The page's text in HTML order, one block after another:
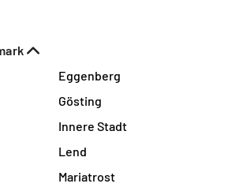
Eggenberg
Gösting
Innere Stadt
Lend
Mariatrost